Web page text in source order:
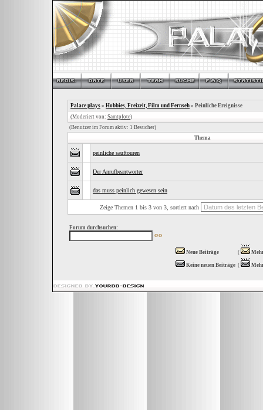
Palace plays » Hobbies, Freizeit, Film und Fernseh » Peinliche Ereignisse
(Moderiert von: Samtpfote)
(Benutzer im Forum aktiv: 1 Besucher)
Thema
peinliche sauftouren
Der Anrufbeantworter
das muss peinlich gewesen sein
Zeige Themen 1 bis 3 von 3, sortiert nach
Forum durchsuchen:
Neue Beiträge (
Keine neuen Beiträge (